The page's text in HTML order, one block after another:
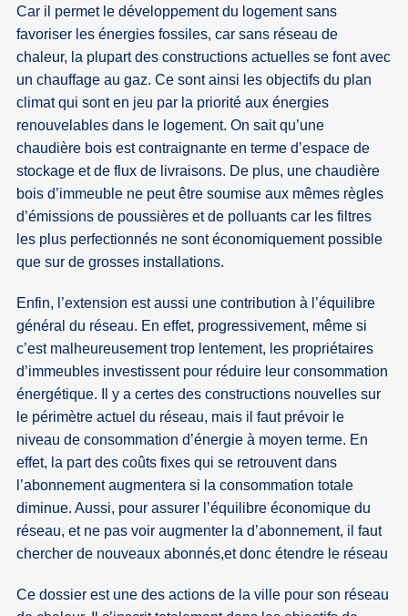
Car il permet le développement du logement sans
favoriser les énergies fossiles, car sans réseau de
chaleur, la plupart des constructions actuelles se font avec
un chauffage au gaz. Ce sont ainsi les objectifs du plan
climat qui sont en jeu par la priorité aux énergies
renouvelables dans le logement. On sait qu’une
chaudière bois est contraignante en terme d’espace de
stockage et de flux de livraisons. De plus, une chaudière
bois d’immeuble ne peut être soumise aux mêmes règles
d’émissions de poussières et de polluants car les filtres
les plus perfectionnés ne sont économiquement possible
que sur de grosses installations.
Enfin, l’extension est aussi une contribution à l’équilibre
général du réseau. En effet, progressivement, même si
c’est malheureusement trop lentement, les propriétaires
d’immeubles investissent pour réduire leur consommation
énergétique. Il y a certes des constructions nouvelles sur
le périmètre actuel du réseau, mais il faut prévoir le
niveau de consommation d’énergie à moyen terme. En
effet, la part des coûts fixes qui se retrouvent dans
l’abonnement augmentera si la consommation totale
diminue. Aussi, pour assurer l’équilibre économique du
réseau, et ne pas voir augmenter la d’abonnement, il faut
chercher de nouveaux abonnés,et donc étendre le réseau
Ce dossier est une des actions de la ville pour son réseau